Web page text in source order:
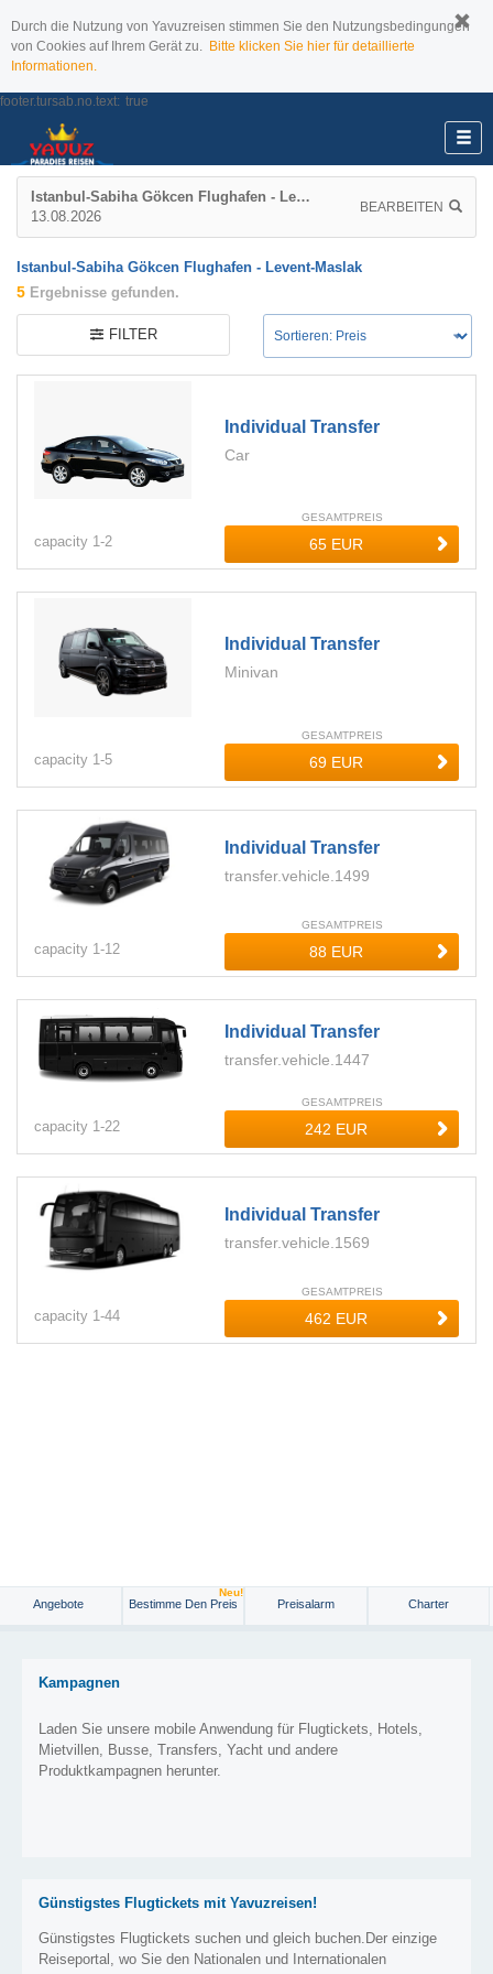
Durch die Nutzung von Yavuzreisen stimmen Sie den Nutzungsbedingungen
von Cookies auf Ihrem Gerät zu. Bitte klicken Sie hier für detaillierte
Informationen.
footer.tursab.no.text: true
Istanbul-Sabiha Gökcen Flughafen - Levent-Maslak
13.08.2026
BEARBEITEN
Istanbul-Sabiha Gökcen Flughafen - Levent-Maslak
5 Ergebnisse gefunden.
FILTER
Individual Transfer
Car
capacity 1-2
GESAMTPREIS
Individual Transfer
Minivan
capacity 1-5
GESAMTPREIS
Individual Transfer
transfer.vehicle.1499
capacity 1-12
GESAMTPREIS
Individual Transfer
transfer.vehicle.1447
capacity 1-22
GESAMTPREIS
Individual Transfer
transfer.vehicle.1569
capacity 1-44
GESAMTPREIS
Angebote Bestimme Den Preis
Neu!
Preisalarm Charter
Kampagnen
Laden Sie unsere mobile Anwendung für Flugtickets, Hotels,
Mietvillen, Busse, Transfers, Yacht und andere
Produktkampagnen herunter.
Günstigstes Flugtickets mit Yavuzreisen!
Günstigstes Flugtickets suchen und gleich buchen.Der einzige
Reiseportal, wo Sie den Nationalen und Internationalen